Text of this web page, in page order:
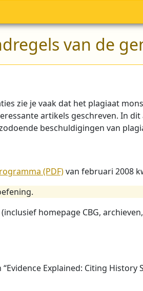
van de
zie je vaak dat het plagiaat
artikels geschreven. In
beschuldigingen van
(PDF)van februari 2008
homepage CBG,
Explained: Citing